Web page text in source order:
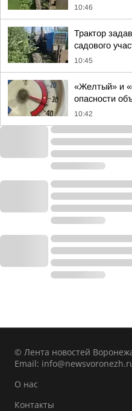
10:46
Трактор
садового
10:45
«Желтый» и
опасности
10:42
© Лента новостей
Email:
О нас
Контакты